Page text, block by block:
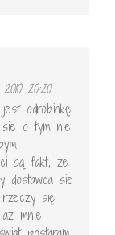
20:20
odrobinkę
sie o tym nie
są fakt, ze
dostawca sie
rzeczy się
mnie